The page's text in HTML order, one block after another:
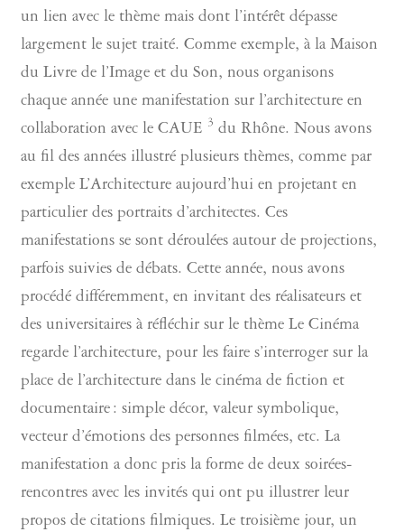
un lien avec le thème mais dont l’intérêt dépasse
largement le sujet traité. Comme exemple, à la Maison
du Livre de l’Image et du Son, nous organisons
chaque année une manifestation sur l’architecture en
collaboration avec le CAUE 3 du Rhône. Nous avons
au fil des années illustré plusieurs thèmes, comme par
exemple L’Architecture aujourd’hui en projetant en
particulier des portraits d’architectes. Ces
manifestations se sont déroulées autour de projections,
parfois suivies de débats. Cette année, nous avons
procédé différemment, en invitant des réalisateurs et
des universitaires à réfléchir sur le thème Le Cinéma
regarde l’architecture, pour les faire s’interroger sur la
place de l’architecture dans le cinéma de fiction et
documentaire : simple décor, valeur symbolique,
vecteur d’émotions des personnes filmées, etc. La
manifestation a donc pris la forme de deux soirées-
rencontres avec les invités qui ont pu illustrer leur
propos de citations filmiques. Le troisième jour, un